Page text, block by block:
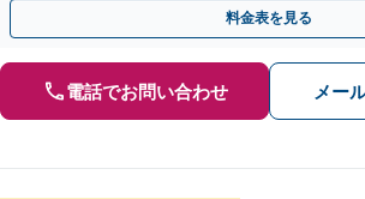
料金表を見る
電話でお問い合わせ メー